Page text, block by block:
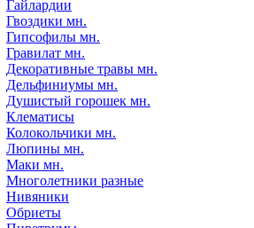
Гайлардии
Гвоздики мн.
Гипсофилы мн.
Гравилат мн.
Декоративные травы мн.
Дельфиниумы мн.
Душистый горошек мн.
Клематисы
Колокольчики мн.
Люпины мн.
Маки мн.
Многолетники разные
Нивяники
Обриеты